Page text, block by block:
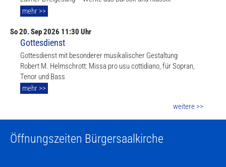
mehr >>
So20. Sep2026 11:30 Uhr
Gottesdienst
Gottesdienst mit besonderer musikalischer Gestaltung
Robert M. Helmschrott: Missa pro usu cottidiano, für Sopran,
Tenor und Bass
mehr >>
weitere >>
Öffnungszeiten Bürgersaalkirche